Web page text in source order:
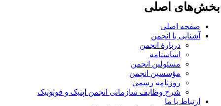
اصلی
صفحه اصلی
آشنایی با انجمن
دربارۀ انجمن
اساسنامه
مسئولین انجمن
مؤسسین انجمن
روزنامه رسمی
شرح وظایف سازمانی انجمن اپتیک و فوتونیک
ارتباط با ما